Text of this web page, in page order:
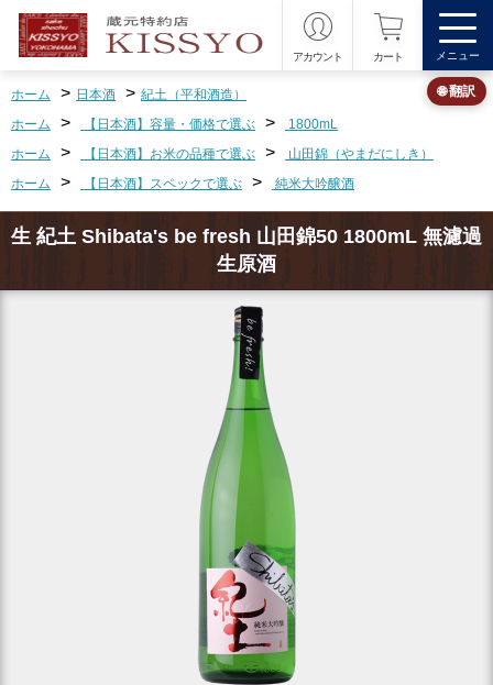
アカウント カート メニュー
ホーム > 日本酒 > 紀土（平和酒造）
ホーム
> 【日本酒】容量・価格で選ぶ >
1800mL
ホーム
> 【日本酒】お米の品種で選ぶ >
山田錦（やまだにしき）
ホーム
> 【日本酒】スペックで選ぶ > 純米大吟醸酒
生 紀土 Shibata's be fresh 山田錦50 1800mL 無濾過
生原酒
🌐 翻訳